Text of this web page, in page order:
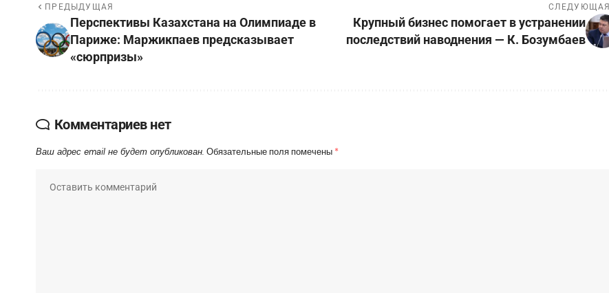
ПРЕДЫДУЩАЯ
Перспективы Казахстана на Олимпиаде в
Париже: Маржикпаев предсказывает
«сюрпризы»
СЛЕДУЮЩАЯ
Крупный бизнес помогает в устранении
последствий наводнения — К. Бозумбаев
Комментариев нет
Ваш адрес email не будет опубликован. Обязательные поля помечены *